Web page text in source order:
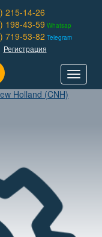
215-14-26
198-43-59 Whatsap
719-53-82 Telegram
Регистрация
Toggle
Holland (CNH)